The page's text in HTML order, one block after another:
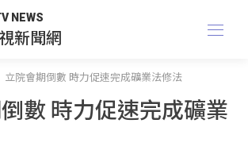
NEWS
新聞網
立院會期倒數 時力促速完成礦業法修法
數 時力促速完成礦業